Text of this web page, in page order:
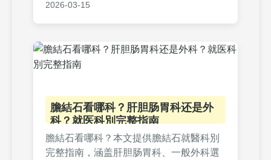
過飲食調整預防復發。如果你發現狗狗排
尿困難或帶血，這篇文章能提供實用解決
2026-03-15
膽結石看哪科？肝胆肠胃科还是外
科？就医科別完整指南
膽結石看哪科？本文提供膽結石就醫科別
完整指南，涵盖肝胆肠胃科、一般外科選